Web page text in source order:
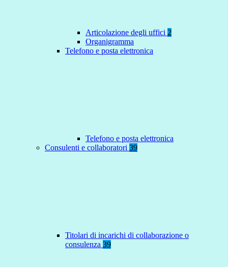
Articolazione degli uffici 2
Organigramma
Telefono e posta elettronica
Telefono e posta elettronica
Consulenti e collaboratori 39
Titolari di incarichi di collaborazione o
consulenza 39